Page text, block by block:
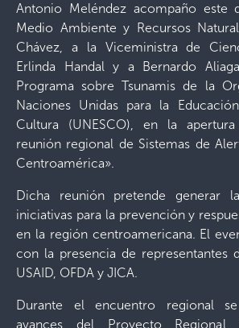
Antonio Meléndez acompaño este
Medio Ambiente y Recursos
Chávez, a la Viceministra de
Erlinda Handal y a Bernardo
Programa sobre Tsunamis de la
Naciones Unidas para la
Cultura (UNESCO), en la
reunión regional de Sistemas de
Centroamérica».
Dicha reunión pretende generar
iniciativas para la prevención y
en la región centroamericana. El
con la presencia de representantes
USAID, OFDA y JICA.
Durante el encuentro regional
avances del Proyecto Regional